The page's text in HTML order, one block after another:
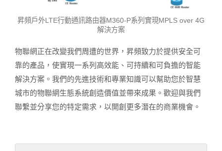
昇頻戶外LTE行動通訊路由器M360-P系列實現MPLS over 4G
解決方案
物聯網正在改變我們周遭的世界，昇頻致力於提供安全可
靠的產品，使實現一系列高效能、可持續和可負擔的智能
解決方案。我們的先進技術和專業知識可以幫助您於智慧
城市的物聯網生態系統創造價值並帶來成果。歡迎與我們
聯繫並分享您的特定需求，以開創更多潛在的商業機會。